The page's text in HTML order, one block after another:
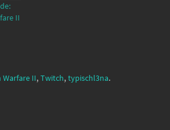
II
II,Twitch,typischl3na.